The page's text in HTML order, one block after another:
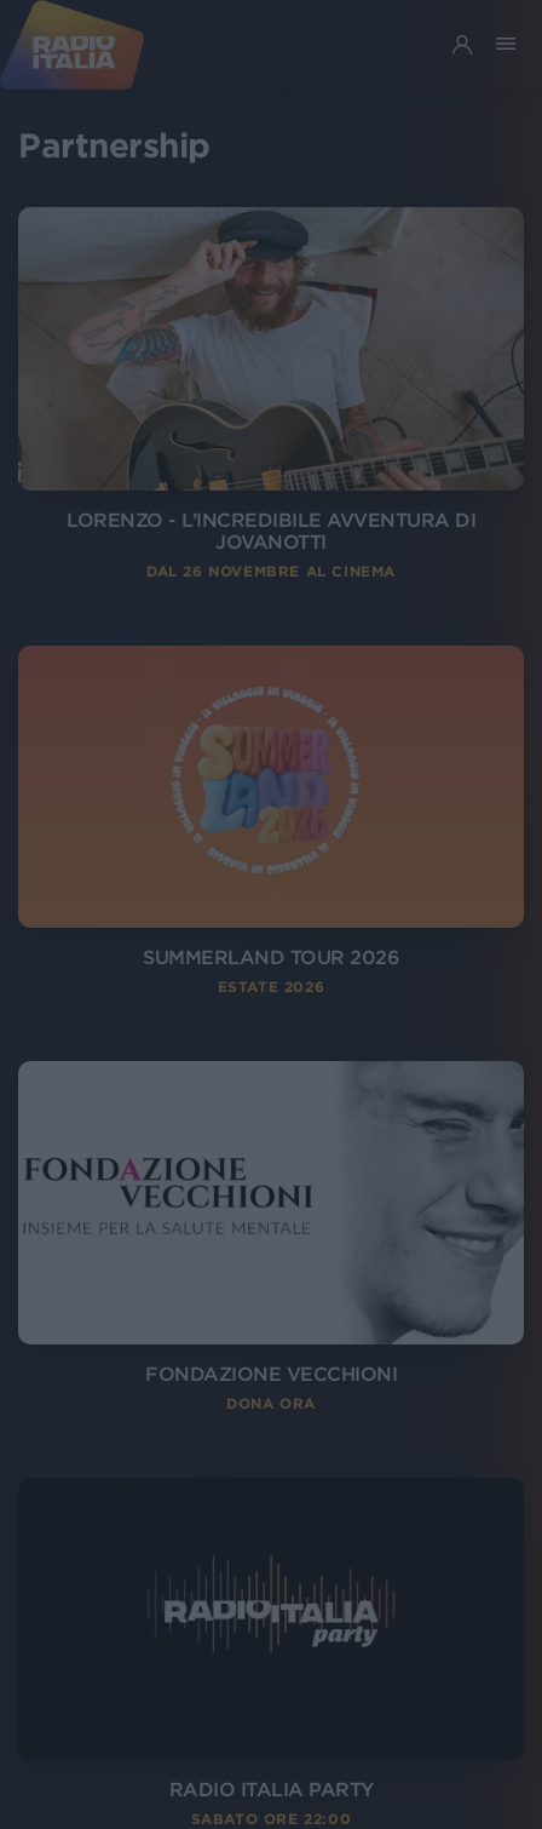
Partnership
LORENZO - L’INCREDIBILE AVVENTURA DI
JOVANOTTI
DAL 26 NOVEMBRE AL CINEMA
SUMMERLAND TOUR 2026
ESTATE 2026
FONDAZIONE VECCHIONI
DONA ORA
RADIO ITALIA PARTY
SABATO ORE 22:00